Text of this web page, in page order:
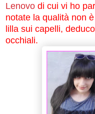
Lenovo di cui vi ho
notate la qualità non
lilla sui capelli,
occhiali.